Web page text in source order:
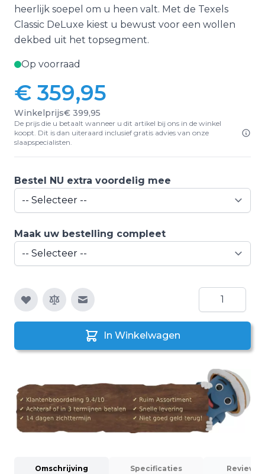
heerlijk soepel om u heen valt. Met de Texels
Classic DeLuxe kiest u bewust voor een wollen
dekbed uit het topsegment.
Op voorraad
€ 359,95
Winkelprijs€ 399,95
De prijs die u betaalt wanneer u dit artikel bij ons in de winkel
koopt. Dit is dan uiteraard inclusief gratis advies van onze
slaapspecialisten.
Bestel NU extra voordelig mee
Maak uw bestelling compleet
E-mail naar een vriend
Aantal
In Winkelwagen
Omschrijving Specificaties Reviews